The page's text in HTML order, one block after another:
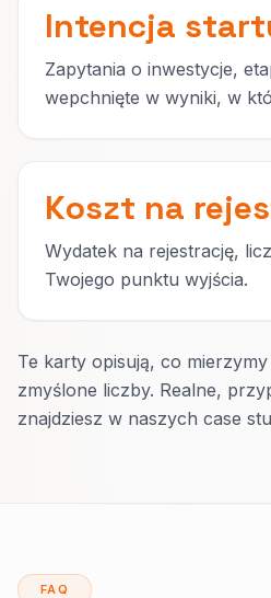
Intencja
Zapytania o inwestycje,
wepchnięte w wyniki, w
Koszt na
Wydatek na rejestrację,
Twojego punktu wyjścia.
Te karty opisują, co
zmyślone liczby. Realne,
znajdziesz w naszych case
FAQ